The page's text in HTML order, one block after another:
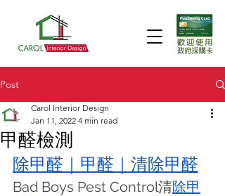
Post
甲醛檢測
Carol Interior Design
Jan 11, 2022 4 min read
除甲醛 ｜ 甲醛 ｜ 清除甲醛
Bad Boys Pest Control清除甲